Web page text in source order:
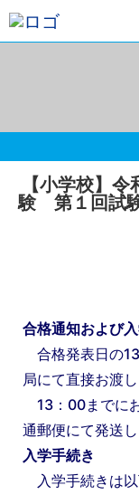
【小学校】
験 第１回試
合格通知および
合格発表日の
局にて直接お渡し
13：00までに
通郵便にて発送し
入学手続き
入学手続きは以